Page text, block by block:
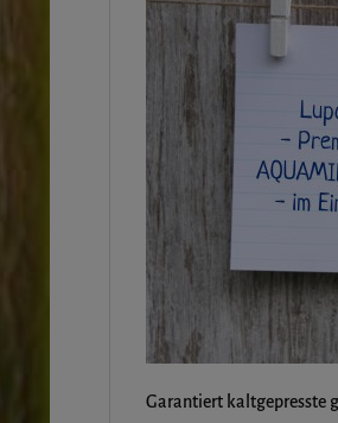
Garantiert kaltgepresste